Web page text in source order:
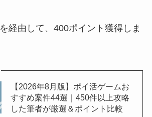
を経由して、400ポイント獲得しま
【2026年8月版】ポイ活ゲームお
すすめ案件44選｜450件以上攻略
した筆者が厳選＆ポイント比較